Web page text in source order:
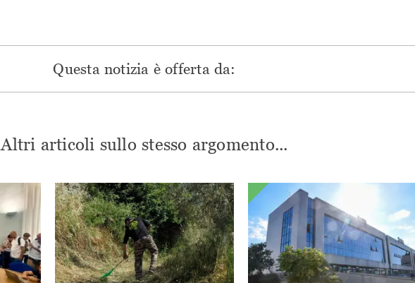
Questa notizia è offerta da:
Altri articoli sullo stesso argomento...